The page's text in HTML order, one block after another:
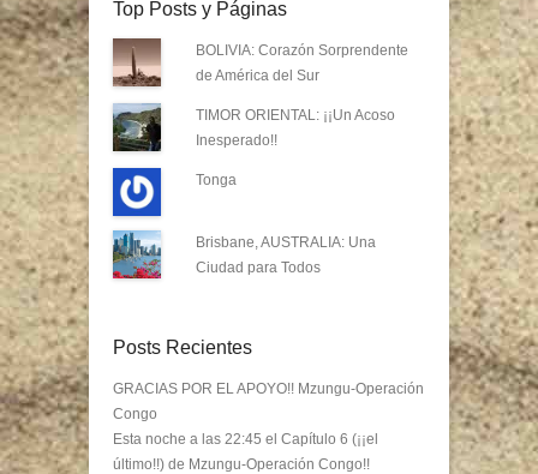
Top Posts y Páginas
BOLIVIA: Corazón Sorprendente
de América del Sur
TIMOR ORIENTAL: ¡¡Un Acoso
Inesperado!!
Tonga
Brisbane, AUSTRALIA: Una
Ciudad para Todos
Posts Recientes
GRACIAS POR EL APOYO!! Mzungu-Operación
Congo
Esta noche a las 22:45 el Capítulo 6 (¡¡el
último!!) de Mzungu-Operación Congo!!